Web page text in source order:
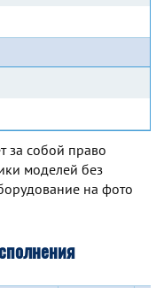
за собой право
моделей без
на фото